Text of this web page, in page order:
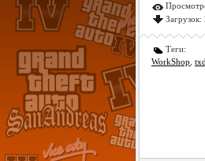
Загрузок:
Теги:
WorkShop txd